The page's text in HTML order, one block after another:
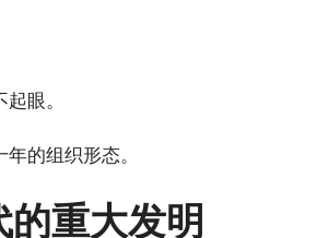
眼。
的组织形态。
重大发明